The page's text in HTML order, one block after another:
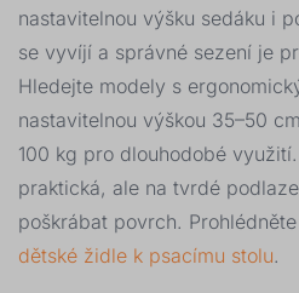
nastavitelnou výšku sedáku i
se vyvíjí a správné sezení je
Hledejte modely s
nastavitelnou výškou 35–50
100 kg pro dlouhodobé
praktická, ale na tvrdé
poškrábat povrch.
dětské židle k psacímu stolu.